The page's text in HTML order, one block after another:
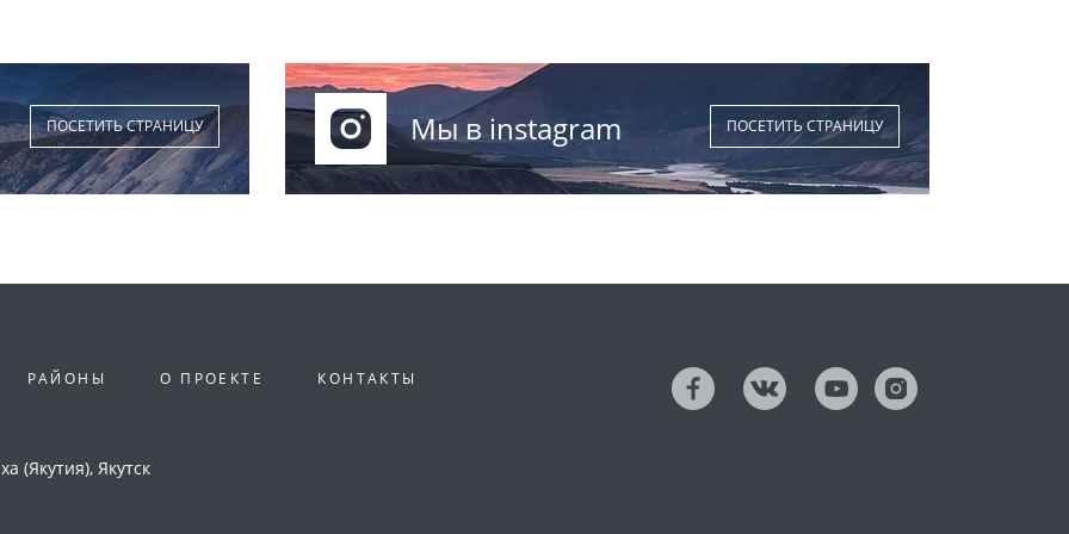
ПОСЕТИТЬ СТРАНИЦУ Мы в instagram ПОСЕТИТЬ СТРАНИЦУ
РАЙОНЫ О ПРОЕКТЕ КОНТАКТЫ
(Якутия), Якутск